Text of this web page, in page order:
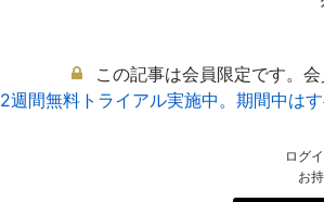
この記事は会員限定です。
2週間無料トライアル実施中。期間中は
ログ
お